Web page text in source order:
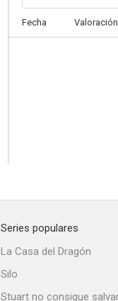
Fecha Valoración
Series populares
La Casa del Dragón
Silo